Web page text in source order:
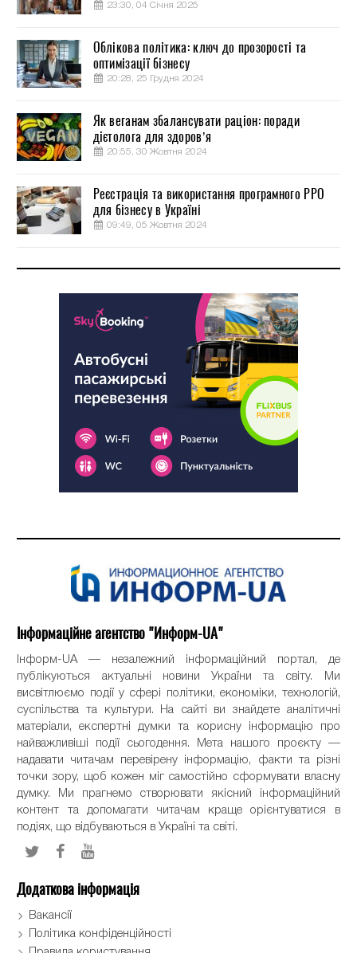
23:30, 04 Січня 2025
Облікова політика: ключ до прозорості та
оптимізації бізнесу
20:28, 25 Грудня 2024
Як веганам збалансувати раціон: поради
дієтолога для здоров’я
20:55, 30 Жовтня 2024
Реєстрація та використання програмного РРО
для бізнесу в Україні
09:49, 05 Жовтня 2024
Інформаційне агентство "Информ-UA"
Інформ-UA — незалежний інформаційний портал, де
публікуються актуальні новини України та світу. Ми
висвітлюємо події у сфері політики, економіки, технологій,
суспільства та культури. На сайті ви знайдете аналітичні
матеріали, експертні думки та корисну інформацію про
найважливіші події сьогодення. Мета нашого проєкту —
надавати читачам перевірену інформацію, факти та різні
точки зору, щоб кожен міг самостійно сформувати власну
думку. Ми прагнемо створювати якісний інформаційний
контент та допомагати читачам краще орієнтуватися в
подіях, що відбуваються в Україні та світі.
Додаткова інформація
Вакансії
Політика конфіденційності